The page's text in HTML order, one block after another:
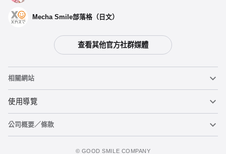
Mecha Smile部落格（日文）
查看其他官方社群媒體
相關網站
黏土人
黏土人臉部製造機（英文）
使用導覽
重要公告
公司概要／條款
©️ GOOD SMILE COMPANY